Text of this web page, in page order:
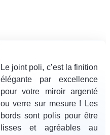
Le joint poli, c’est la finition
élégante par excellence
pour votre miroir argenté
ou verre sur mesure ! Les
bords sont polis pour être
lisses et agréables au